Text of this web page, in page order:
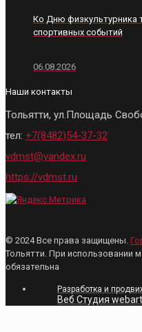
Ко Дню физкультурника
спортивных событий
06.08.2026
Наши контакты
Тольятти, ул.Площадь
тел: +7(8482)54-37-32
vdmst@yandex.ru
https://vdmst.ru
© 2024 Все права защищены.
Тольятти. При использовании
обязательна
Разработка и
Веб Студия